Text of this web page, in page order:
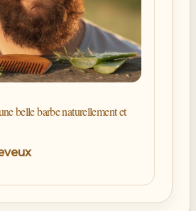
belle barbe naturellement et